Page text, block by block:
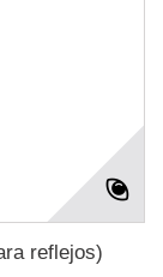
reflejos)